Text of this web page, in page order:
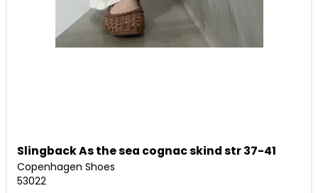
Slingback As the sea cognac skind str 37-41
Copenhagen Shoes
53022